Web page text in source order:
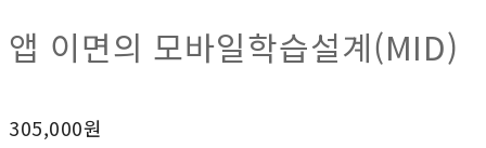
앱 이면의 모바일학습설계(MID)
305,000원